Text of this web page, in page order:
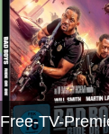
Free-TV-